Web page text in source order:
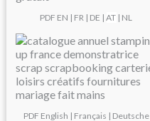
PDF EN | FR | DE | AT | NL
PDF English | Français | Deutsche